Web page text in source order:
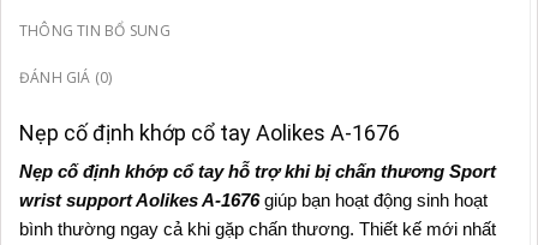
THÔNG TIN BỔ SUNG
ĐÁNH GIÁ (0)
Nẹp cố định khớp cổ tay Aolikes A-1676
Nẹp cố định khớp cổ tay hỗ trợ khi bị chấn thương Sport
wrist support Aolikes A-1676giúp bạn hoạt động sinh hoạt
bình thường ngay cả khi gặp chấn thương. Thiết kế mới nhất